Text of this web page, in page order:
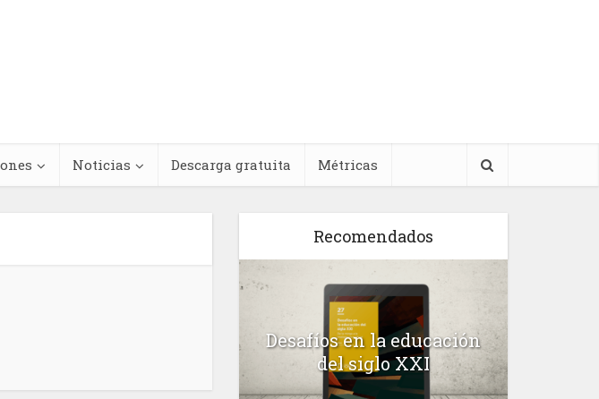
Noticias Descarga gratuita Métricas
Recomendados
América Latina y el
Desafíos en la educación
del siglo XXI